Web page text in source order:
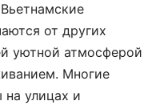
Вьетнамские
от других
уютной атмосферой
Многие
на улицах и